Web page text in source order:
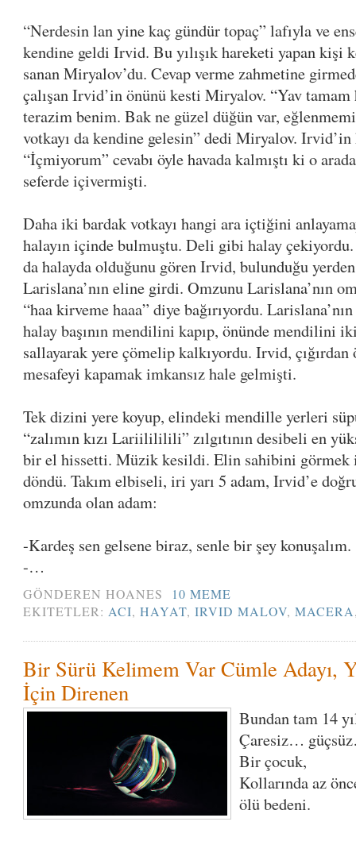
“Nerdesin lan yine kaç gündür topaç” lafıyla ve
kendine geldi Irvid. Bu yılışık hareketi yapan kişi
sanan Miryalov’du. Cevap verme zahmetine
çalışan Irvid’in önünü kesti Miryalov. “Yav tamam
terazim benim. Bak ne güzel düğün var,
votkayı da kendine gelesin” dedi Miryalov.
“İçmiyorum” cevabı öyle havada kalmıştı ki o
seferde içivermişti.
Daha iki bardak votkayı hangi ara içtiğini
halayın içinde bulmuştu. Deli gibi halay çekiyordu.
da halayda olduğunu gören Irvid, bulunduğu yerden
Larislana’nın eline girdi. Omzunu Larislana’nın
“haa kirveme haaa” diye bağırıyordu.
halay başının mendilini kapıp, önünde mendilini
sallayarak yere çömelip kalkıyordu. Irvid, çığırdan
mesafeyi kapamak imkansız hale gelmişti.
Tek dizini yere koyup, elindeki mendille yerleri
“zalımın kızı Lariilililili” zılgıtının desibeli en
bir el hissetti. Müzik kesildi. Elin sahibini görmek
döndü. Takım elbiseli, iri yarı 5 adam, Irvid’e
omzunda olan adam:
-Kardeş sen gelsene biraz, senle bir şey konuşalım.
-…
GÖNDERENHOANES
10 MEME
EKITETLER: ACI,HAYAT,IRVID MALOV,MACERA
Bir Sürü Kelimem Var Cümle Adayı,
İçin Direnen
Bundan tam 14
Çaresiz…
Bir çocuk,
Kollarında az
ölü bedeni.